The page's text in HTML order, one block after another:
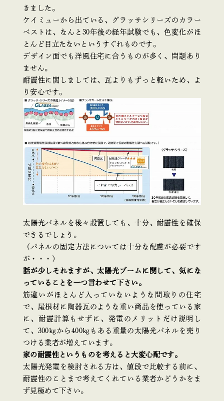
きました。
ケイミューから出ている、グラッサシリーズのカラー
ベストは、なんと30年後の経年試験でも、色変化がほ
とんど目立たないというすぐれものです。
デザイン面でも洋風住宅に合うものが多く、問題あり
ません。
耐震性に関しましては、瓦よりもずっと軽いため、よ
り安心です。
太陽光パネルを後々設置しても、十分、耐震性を確保
できるでしょう。
（パネルの固定方法については十分な配慮が必要です
が・・・）
話が少しそれますが、太陽光ブームに関して、気にな
っていることを一つ言わせて下さい。
筋違いがほとんど入っていないような間取りの住宅
で、屋根材に陶器瓦のような重い商品を使っている家
に、耐震計算もせずに、発電のメリットだけ説明し
て、300㎏から400㎏もある重量の太陽光パネルを売り
つける業者が増えています。
家の耐震性というものを考えると大変心配です。
太陽光発電を検討される方は、値段で比較する前に、
耐震性のことまで考えてくれている業者かどうかをま
ず見極めて下さい。